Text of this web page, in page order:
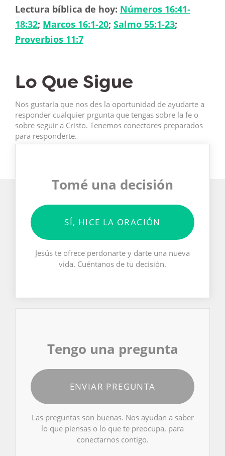
Lectura bíblica de hoy: Números 16:41-
18:32; Marcos 16:1-20; Salmo 55:1-23;
Proverbios 11:7
Lo Que Sigue
Nos gustaría que nos des la oportunidad de ayudarte a
responder cualquier prgunta que tengas sobre la fe o
sobre seguir a Cristo. Tenemos conectores preparados
para responderte.
Tomé una decisión
SÍ, HICE LA ORACIÓN
Jesús te ofrece perdonarte y darte una nueva
vida. Cuéntanos de tu decisión.
Tengo una pregunta
ENVIAR PREGUNTA
Las preguntas son buenas. Nos ayudan a saber
lo que piensas o lo que te preocupa, para
conectarnos contigo.